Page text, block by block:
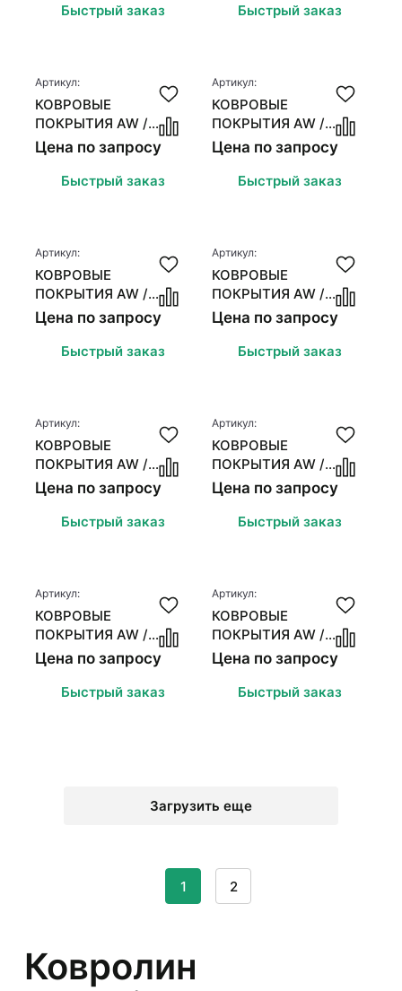
ROMELUS
Быстрый заказ
REMUSБыстрый заказ
Артикул:
КОВРОВЫЕ
ПОКРЫТИЯ AW /
ASSOCIATED
WEAVERS RADIANT
Цена по запросу
Быстрый заказ
Артикул:
КОВРОВЫЕ
ПОКРЫТИЯ AW /
ASSOCIATED
WEAVERS MIRACLE
Цена по запросу
Быстрый заказ
Артикул:
КОВРОВЫЕ
ПОКРЫТИЯ AW /
ASSOCIATED
WEAVERS MIDAS
Цена по запросу
Быстрый заказ
Артикул:
КОВРОВЫЕ
ПОКРЫТИЯ AW /
ASSOCIATED
WEAVERS MAXIMA
Цена по запросу
Быстрый заказ
Артикул:
КОВРОВЫЕ
ПОКРЫТИЯ AW /
ASSOCIATED
WEAVERS MAJESTIC
Цена по запросу
Быстрый заказ
Артикул:
КОВРОВЫЕ
ПОКРЫТИЯ AW /
ASSOCIATED
WEAVERS SOUPLESSE
Цена по запросу
Быстрый заказ
Артикул:
КОВРОВЫЕ
ПОКРЫТИЯ AW /
ASSOCIATED
WEAVERS SENSATION
Цена по запросу
Быстрый заказ
Артикул:
КОВРОВЫЕ
ПОКРЫТИЯ AW /
ASSOCIATED
WEAVERS SEDUCTION
Цена по запросу
Быстрый заказ
Загрузить еще
1 2
Ковролин